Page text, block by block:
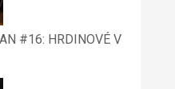
#16: HRDINOVÉ V